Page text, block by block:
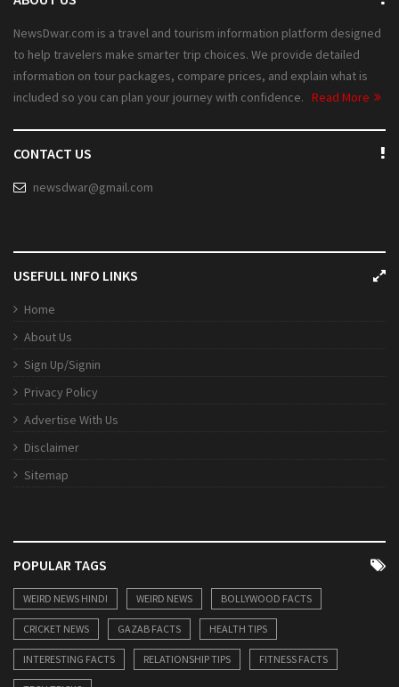
NewsDwar.com is a travel and tourism information platform designed
to help travelers make smarter trip choices. We provide detailed
information on tour packages, compare prices, and explain what is
included so you can plan your journey with confidence. Read More
CONTACT US
newsdwar@gmail.com
USEFULL INFO LINKS
Home
About Us
Sign Up/Signin
Privacy Policy
Advertise With Us
Disclaimer
Sitemap
POPULAR TAGS
WEIRD NEWS HINDI WEIRD NEWS BOLLYWOOD FACTS
CRICKET NEWS GAZAB FACTS HEALTH TIPS
INTERESTING FACTS RELATIONSHIP TIPS FITNESS FACTS